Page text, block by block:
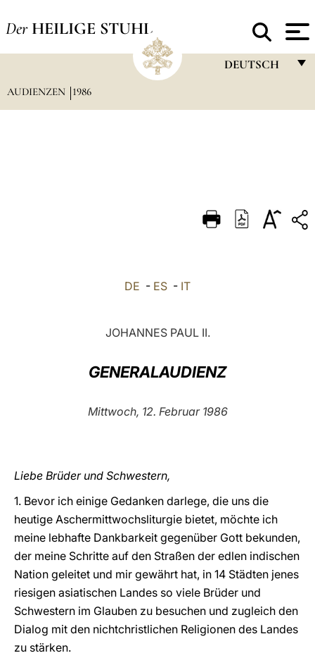
Der HEILIGE STUHL
DEUTSCH
DEUTSCH
AUDIENZEN 1986
DE - ES - IT
JOHANNES PAUL II.
GENERALAUDIENZ
Mittwoch, 12. Februar 1986
Liebe Brüder und Schwestern,
1. Bevor ich einige Gedanken darlege, die uns die
heutige Aschermittwochsliturgie bietet, möchte ich
meine lebhafte Dankbarkeit gegenüber Gott bekunden,
der meine Schritte auf den Straßen der edlen indischen
Nation geleitet und mir gewährt hat, in 14 Städten jenes
riesigen asiatischen Landes so viele Brüder und
Schwestern im Glauben zu besuchen und zugleich den
Dialog mit den nichtchristlichen Religionen des Landes
zu stärken.